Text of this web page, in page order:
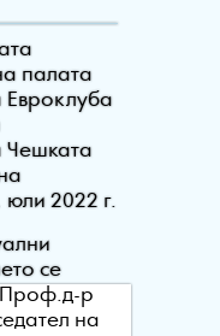
палата
Чешката
юли 2022 г.
се
Проф.д-р
на